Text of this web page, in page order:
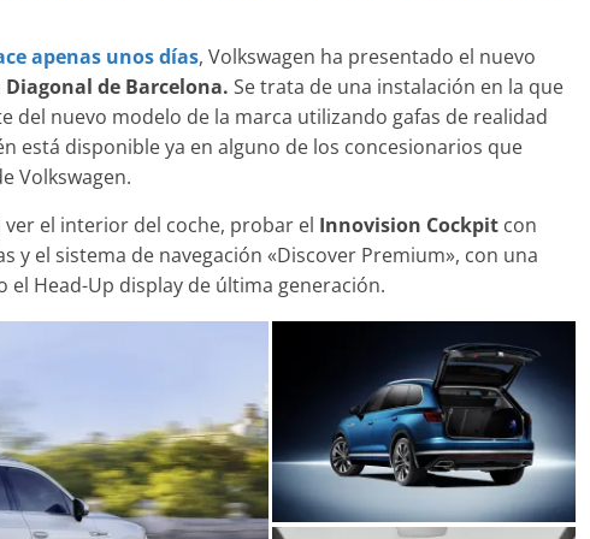
apenas unos días, Volkswagen ha presentado el nuevo
Diagonal de Barcelona. Se trata de una instalación en la que
del nuevo modelo de la marca utilizando gafas de realidad
está disponible ya en alguno de los concesionarios que
Volkswagen.
el interior del coche, probar el Innovision Cockpit con
y el sistema de navegación «Discover Premium», con una
el Head-Up display de última generación.
7: lujo desde
Clásicos
20 años del Porsche
10 de junio de 2022 mospotter84
CX-5 2022 logra la
nota en las pruebas
del IIHS
de 2021
mospotter84